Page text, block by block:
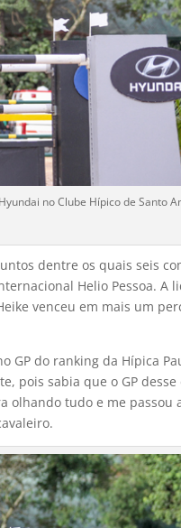
no Clube Hípico de Santo
dentre os quais seis
Helio Pessoa. A
venceu em mais um
GP do ranking da Hípica
pois sabia que o GP
tudo e me passou